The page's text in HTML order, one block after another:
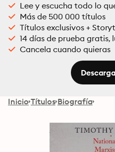
Lee y escucha todo lo
Más de 500 000 títulos
Títulos exclusivos +
14 días de prueba gratis,
Cancela cuando quieras
Inicio Títulos Biografía